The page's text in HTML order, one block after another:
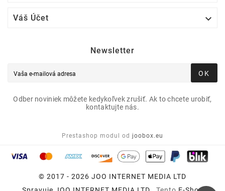
Váš Účet 
Newsletter
OK
Odber noviniek môžete kedykoľvek zrušiť. Ak to chcete urobiť,
kontaktujte nás.
Prestashop modul od joobox.eu
© 2017 - 2026 JOO INTERNET MEDIA LTD